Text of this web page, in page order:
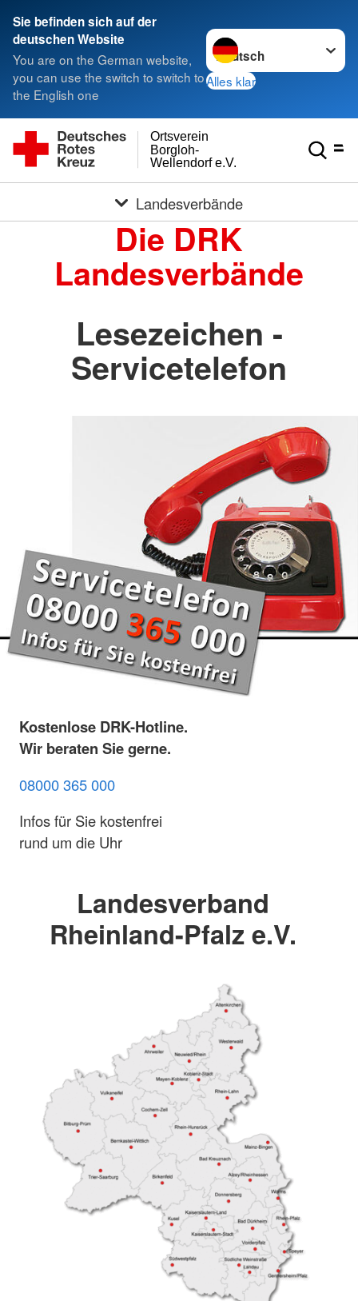
Sie befinden sich auf der
deutschen Website
You are on the German website,
you can use the switch to switch to
the English one
Sprache wechseln zu
Alles klar
Wellendorf e.V.
Borgloh-
Ortsverein
Landesverbände
Die DRK
Landesverbände
Lesezeichen -
Servicetelefon
Kostenlose DRK-Hotline.
Wir beraten Sie gerne.
08000 365 000
Infos für Sie kostenfrei
rund um die Uhr
Landesverband
Rheinland-Pfalz e.V.